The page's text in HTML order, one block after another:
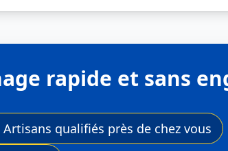
rapide et sans
Artisans qualifiés près de chez vous